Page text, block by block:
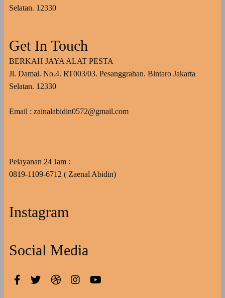
Selatan. 12330
Get In Touch
BERKAH JAYA ALAT PESTA
Jl. Damai. No.4. RT003/03. Pesanggrahan. Bintaro Jakarta
Selatan. 12330
Email : zainalabidin0572@gmail.com
Pelayanan 24 Jam :
0819-1109-6712 ( Zaenal Abidin)
Instagram
Social Media